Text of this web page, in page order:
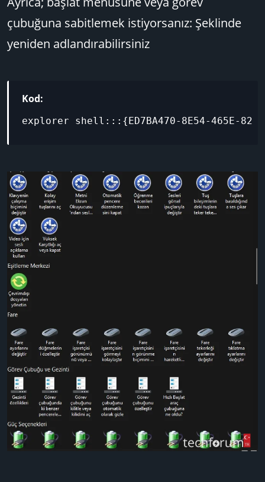
çubuğuna sabitlemek istiyorsanız: Şeklinde
yeniden adlandırabilirsiniz
Kod:
explorer shell:::{ED7BA470-8E54-465E-